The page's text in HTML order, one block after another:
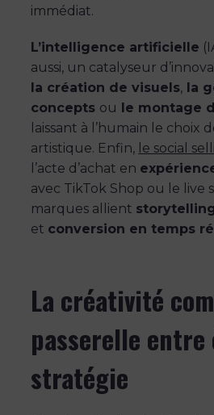
immédiat.
L’intelligence artificielle
aussi, un catalyseur
la création de visuels, la
concepts ou le montage
laissant à l’humain le choix
artistique. Enfin, le social
l’acte d’achat en
avec TikTok Shop ou le live
marques allient
et conversion en temps
La créativité
passerelle
stratégie